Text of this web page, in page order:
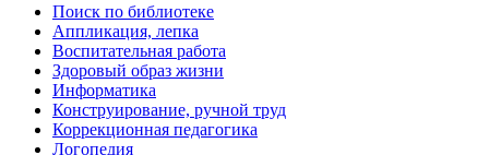
Поиск по библиотеке
Аппликация, лепка
Воспитательная работа
Здоровый образ жизни
Информатика
Конструирование, ручной труд
Коррекционная педагогика
Логопедия